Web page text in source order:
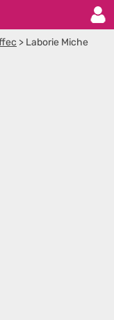
> Laborie Miche